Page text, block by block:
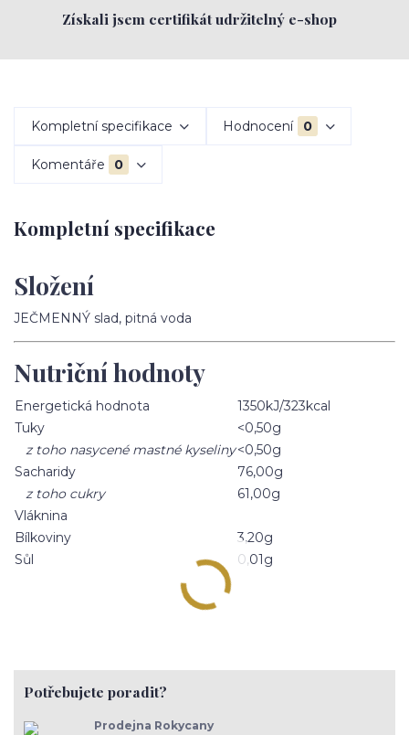
Získali jsem certifikát udržitelný e-shop
Kompletní specifikace Hodnocení 0
Komentáře 0
Kompletní specifikace
Složení
JEČMENNÝ slad, pitná voda
Nutriční hodnoty
Energetická hodnota
1350kJ/323kcal
Tuky
<0,50g
z toho nasycené mastné kyseliny<0,50g
Sacharidy
76,00g
z toho cukry
61,00g
Vláknina
Bílkoviny
3,20g
Sůl
0,01g
Potřebujete poradit?
Prodejna Rokycany